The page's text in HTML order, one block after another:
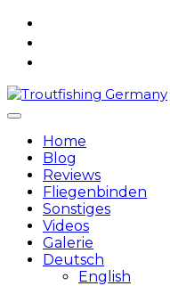
Skip
Home
Blog
Reviews
Fliegenbinden
Sonstiges
Videos
Galerie
Deutsch
English